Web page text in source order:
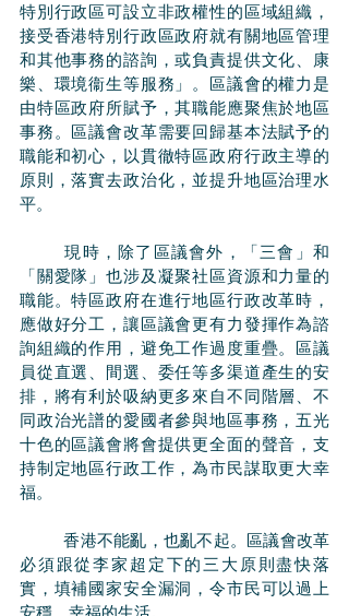
特別行政區可設立非政權性的區域組織，
接受香港特別行政區政府就有關地區管理
和其他事務的諮詢，或負責提供文化、康
樂、環境衞生等服務」。區議會的權力是
由特區政府所賦予，其職能應聚焦於地區
事務。區議會改革需要回歸基本法賦予的
職能和初心，以貫徹特區政府行政主導的
原則，落實去政治化，並提升地區治理水
平。
	現時，除了區議會外，「三會」和
「關愛隊」也涉及凝聚社區資源和力量的
職能。特區政府在進行地區行政改革時，
應做好分工，讓區議會更有力發揮作為諮
詢組織的作用，避免工作過度重疊。區議
員從直選、間選、委任等多渠道產生的安
排，將有利於吸納更多來自不同階層、不
同政治光譜的愛國者參與地區事務，五光
十色的區議會將會提供更全面的聲音，支
持制定地區行政工作，為市民謀取更大幸
福。
	香港不能亂，也亂不起。區議會改革
必須跟從李家超定下的三大原則盡快落
實，填補國家安全漏洞，令市民可以過上